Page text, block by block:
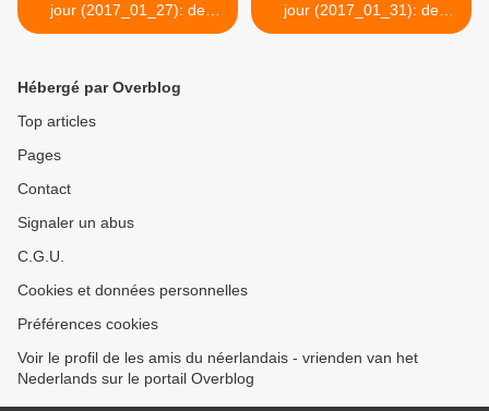
jour (2017_01_27): de
slaapkamer
jour (2017_01_31): de
gemeenschap >
Hébergé par Overblog
Top articles
Pages
Contact
Signaler un abus
C.G.U.
Cookies et données personnelles
Préférences cookies
Voir le profil de les amis du néerlandais - vrienden van het
Nederlands sur le portail Overblog